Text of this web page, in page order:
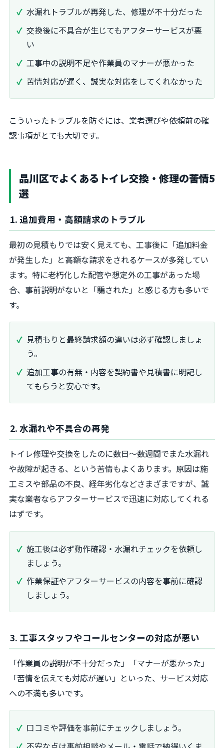
水漏れトラブルが再発した、修理が不十分だった
交換後に不具合が生じてもアフターサービスが悪
い
工事中の説明不足や作業員のマナーが悪かった
苦情対応が遅く、誠実な対応をしてくれなかった
こういったトラブルを防ぐには、業者選びや依頼前の確
認事項がとても大切です。
品川区でよくあるトイレ交換・修理の苦情5
選
1. 追加費用・高額請求のトラブル
最初の見積もりでは安く見えても、工事後に「追加料金
が発生した」と高額な請求をされるケースが多発してい
ます。特に老朽化した配管や想定外の工事があった場
合、事前説明がないと「騙された」と感じる方も多いで
す。
見積もりと最終請求額の違いは必ず確認しましょ
う。
追加工事の有無・内容を契約書や見積書に明記し
てもらうと安心です。
2. 水漏れや不具合の再発
トイレ修理や交換をしたのに数日～数週間でまた水漏れ
や故障が起きる、という苦情もよくあります。原因は施
工ミスや部品の不良、経年劣化などさまざまですが、誠
実な業者ならアフターサービスで迅速に対応してくれる
はずです。
施工後は必ず動作確認・水漏れチェックを依頼し
ましょう。
作業保証やアフターサービスの内容を事前に確認
しましょう。
3. 工事スタッフやコールセンターの対応が悪い
「作業員の説明が不十分だった」「マナーが悪かった」
「苦情を伝えても対応が遅い」といった、サービス対応
への不満も多いです。
口コミや評価を事前にチェックしましょう。